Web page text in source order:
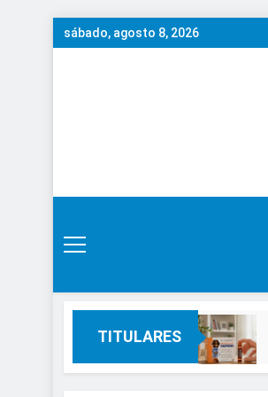
Saltar
al
sábado, agosto 8, 2026
TITULARES